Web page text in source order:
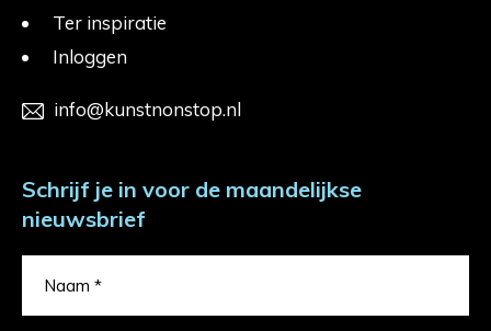
Ter inspiratie
Inloggen
info@kunstnonstop.nl
Schrijf je in voor de maandelijkse
nieuwsbrief